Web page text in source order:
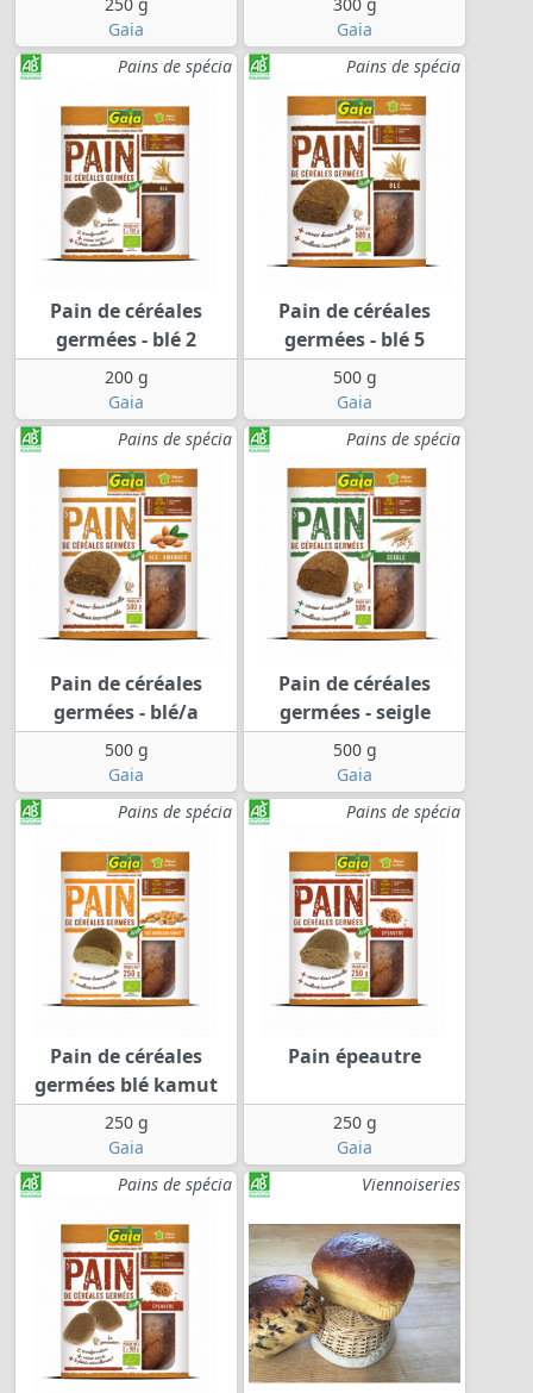
Gaia
Gaia
Pains de spécia
Pain de céréales
germées - blé 2
200 g
Gaia
Pains de spécia
Pain de céréales
germées - blé 5
500 g
Gaia
Pains de spécia
Pain de céréales
germées - blé/a
500 g
Gaia
Pains de spécia
Pain de céréales
germées - seigle
500 g
Gaia
Pains de spécia
Pain de céréales
germées blé kamut
250 g
Gaia
Pains de spécia
Pain épeautre
250 g
Gaia
Pains de spécia
Viennoiseries